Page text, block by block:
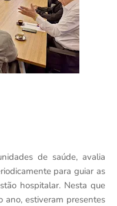
de saúde, avalia
para guiar as
hospitalar. Nesta que
ano, estiveram presentes